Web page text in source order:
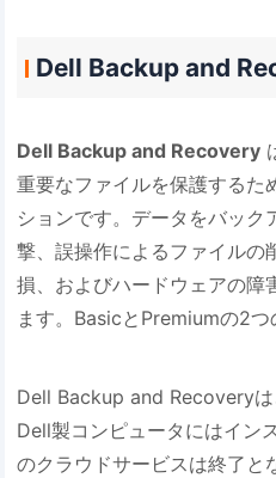
Dell Backup and
Dell Backup and Recovery
重要なファイルを保護するた
ションです。データをバック
撃、誤操作によるファイルの
損、およびハードウェアの障
ます。BasicとPremiumの2つ
Dell Backup and Recovery
Dell製コンピュータにはイン
のクラウドサービスは終了と